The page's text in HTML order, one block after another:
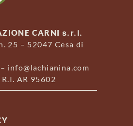
CARNI s.r.l.
25 – 52047 Cesa di
info@lachianina.com
AR 95602